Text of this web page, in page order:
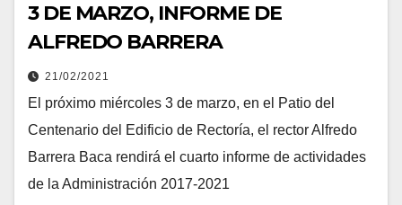
3 DE MARZO, INFORME DE
ALFREDO BARRERA
21/02/2021
El próximo miércoles 3 de marzo, en el Patio del
Centenario del Edificio de Rectoría, el rector Alfredo
Barrera Baca rendirá el cuarto informe de actividades
de la Administración 2017-2021